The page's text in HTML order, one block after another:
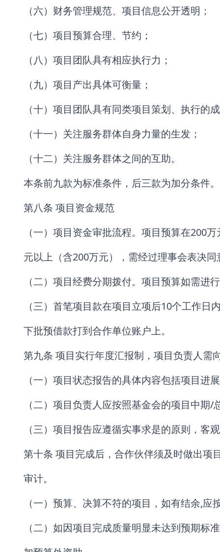
（六）财务管理规范、项目信息公开透明；
（七）项目预算合理、节约；
（八）项目团队具有相应执行力；
（九）项目产出具体可衡量；
（十）项目团队具有同类项目策划、执行的
（十一）关注服务群体自身力量的生发；
（十二）关注服务群体之间的互助。
本条前九款为标准条件，后三款为加分条件。
第八条 项目资金规范
（一）项目资金审批流程。项目预算在200
元以上（含200万元），需经过理事会表决
（二）项目经费分期拨付。项目预算如需
（三）首笔项目款在项目立项后10个工作
下批预借款打到合作单位账户上。
第九条 项目实行年度汇报制，项目负责人需
（一）项目状态报告的具体内容包括项目
（二）项目负责人应按照基金会的项目中
（三）项目报告应遵循实事求是的原则，
第十条 项目完成后，合作伙伴须及时做出项
审计。
（一）预算、决算不符的项目，如有结余,
（二）如因项目完成质量明显未达到预期